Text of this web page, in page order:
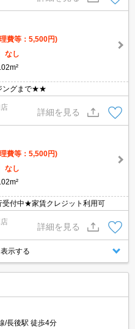
費等：5,500円)
なし
ングまで★★
詳細を見る
費等：5,500円)
なし
付中★家賃クレジット利用可
詳細を見る
示する
/長後駅 徒歩4分